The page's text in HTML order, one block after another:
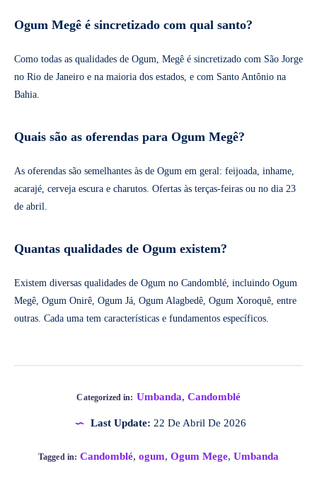
Ogum Megê é sincretizado com qual santo?
Como todas as qualidades de Ogum, Megê é sincretizado com São Jorge
no Rio de Janeiro e na maioria dos estados, e com Santo Antônio na
Bahia.
Quais são as oferendas para Ogum Megê?
As oferendas são semelhantes às de Ogum em geral: feijoada, inhame,
acarajé, cerveja escura e charutos. Ofertas às terças-feiras ou no dia 23
de abril.
Quantas qualidades de Ogum existem?
Existem diversas qualidades de Ogum no Candomblé, incluindo Ogum
Megê, Ogum Onirê, Ogum Já, Ogum Alagbedê, Ogum Xoroquê, entre
outras. Cada uma tem características e fundamentos específicos.
Categorized in: Umbanda, Candomblé
Last Update: 22 De Abril De 2026
Tagged in: Candomblé,ogum,Ogum Mege,Umbanda